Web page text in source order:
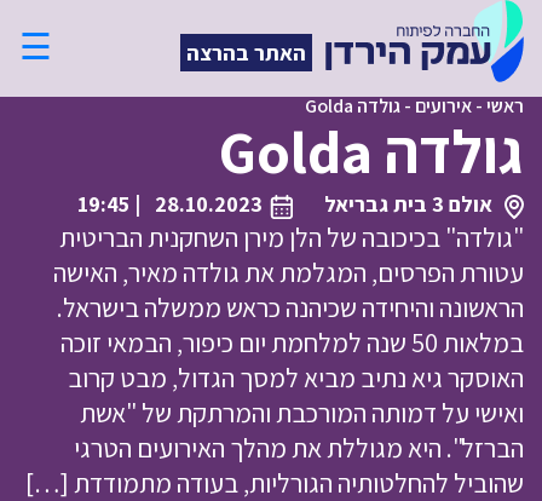
האתר בהרצה ☰
ראשי-אירועים -גולדה Golda
גולדה Golda
אולם 3 בית גבריאל 28.10.2023
| 19:45
"גולדה" בכיכובה של הלן מירן השחקנית הבריטית
עטורת הפרסים, המגלמת את גולדה מאיר, האישה
הראשונה והיחידה שכיהנה כראש ממשלה בישראל.
במלאות 50 שנה למלחמת יום כיפור, הבמאי זוכה
האוסקר גיא נתיב מביא למסך הגדול, מבט קרוב
ואישי על דמותה המורכבת והמרתקת של "אשת
הברזל". היא מגוללת את מהלך האירועים הטרגי
שהוביל להחלטותיה הגורליות, בעודה מתמודדת […]